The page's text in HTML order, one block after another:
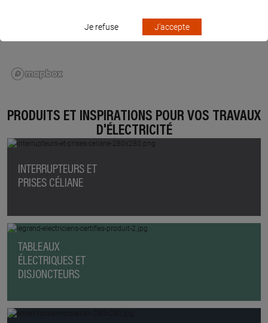
PRODUITS ET INSPIRATIONS POUR VOS TRAVAUX
D'ÉLECTRICITÉ
INTERRUPTEURS ET
PRISES CÉLIANE
TABLEAUX
ÉLECTRIQUES ET
DISJONCTEURS
Je refuse J'accepte